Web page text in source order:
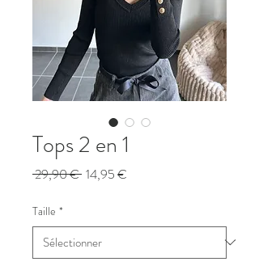
Tops 2 en 1
29,90 € Prix
14,95 €
Taille *